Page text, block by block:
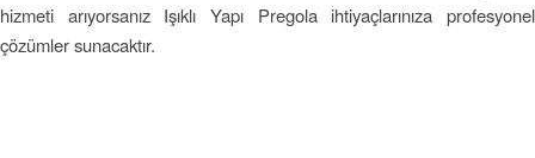
hizmeti arıyorsanız Işıklı Yapı Pregola ihtiyaçlarınıza profesyonel
çözümler sunacaktır.